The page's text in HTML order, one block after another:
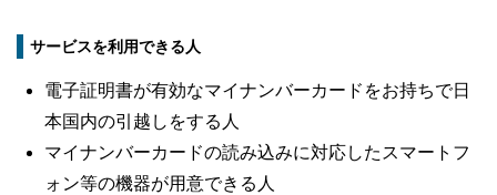
サービスを利用できる人
電子証明書が有効なマイナンバーカードをお持ちで日
本国内の引越しをする人
マイナンバーカードの読み込みに対応したスマートフ
ォン等の機器が用意できる人